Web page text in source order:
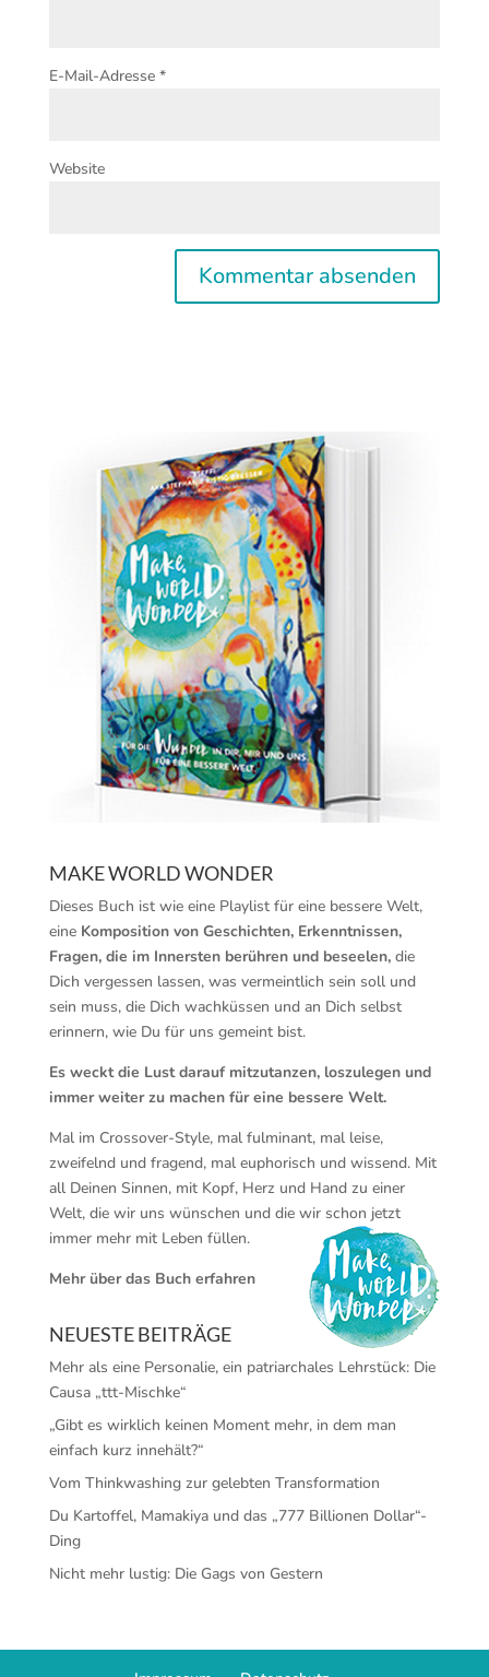
E-Mail-Adresse *
Website
MAKE WORLD WONDER
Dieses Buch ist wie eine Playlist für eine bessere Welt,
eine Komposition von Geschichten, Erkenntnissen,
Fragen, die im Innersten berühren und beseelen,die
Dich vergessen lassen, was vermeintlich sein soll und
sein muss, die Dich wachküssen und an Dich selbst
erinnern, wie Du für uns gemeint bist.
Es weckt die Lust darauf mitzutanzen, loszulegen und
immer weiter zu machen für eine bessere Welt.
Mal im Crossover-Style, mal fulminant, mal leise,
zweifelnd und fragend, mal euphorisch und wissend. Mit
all Deinen Sinnen, mit Kopf, Herz und Hand zu einer
Welt, die wir uns wünschen und die wir schon jetzt
immer mehr mit Leben füllen.
Mehr über das Buch erfahren
NEUESTE BEITRÄGE
Mehr als eine Personalie, ein patriarchales Lehrstück: Die
Causa „ttt-Mischke“
„Gibt es wirklich keinen Moment mehr, in dem man
einfach kurz innehält?“
Vom Thinkwashing zur gelebten Transformation
Du Kartoffel, Mamakiya und das „777 Billionen Dollar“-
Ding
Nicht mehr lustig: Die Gags von Gestern